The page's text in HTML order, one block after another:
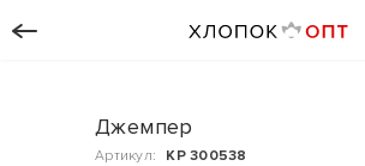
Джемпер
Артикул: КР 300538